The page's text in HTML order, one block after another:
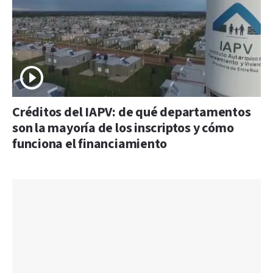
Créditos del IAPV: de qué departamentos
son la mayoría de los inscriptos y cómo
funciona el financiamiento